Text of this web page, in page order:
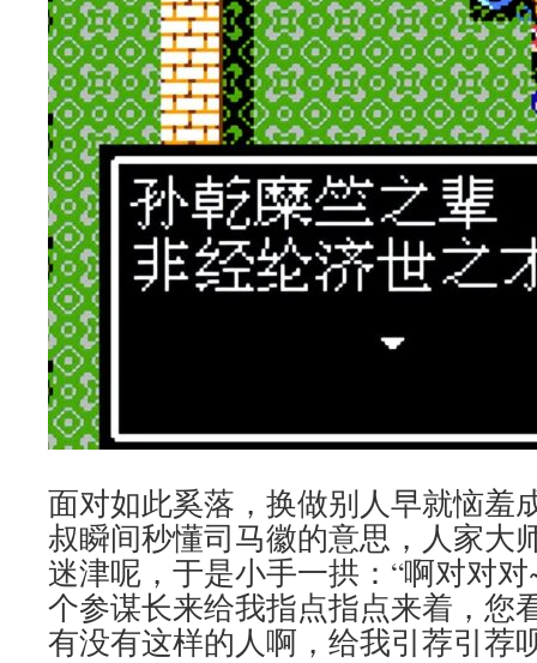
面对如此奚落，换做别人早就恼羞
叔瞬间秒懂司马徽的意思，人家大
迷津呢，于是小手一拱：“啊对对
个参谋长来给我指点指点来着，您
有没有这样的人啊，给我引荐引荐